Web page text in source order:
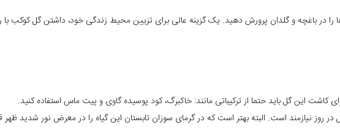
را در باغچه و گلدان پرورش دهید. یک گزینه عالی برای تزیین محیط زندگی خود، داشتن گل
کاشت این گل باید حتما از ترکیباتی مانند: خاکبرگ، کود پوسیده گاوی و پیت ماس استفاده کنید.